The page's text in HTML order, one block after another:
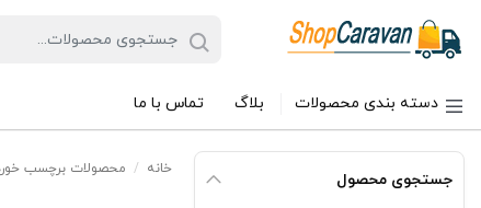
دسته بندی محصولات بلاگ تماس با ما
جستجوی محصول
خانه / محصولات برچسب